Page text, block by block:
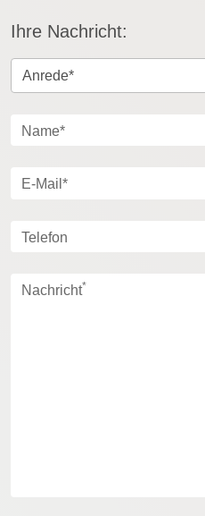
Ihre Nachricht:
Name*
E-Mail*
Telefon
Nachricht*